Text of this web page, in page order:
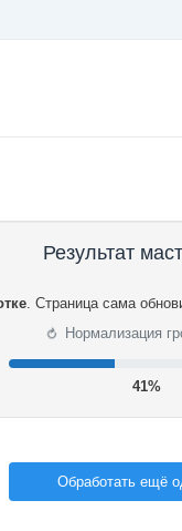
Результат
. Страница сама
⟳ Нормализация
42%
Обработать ещё